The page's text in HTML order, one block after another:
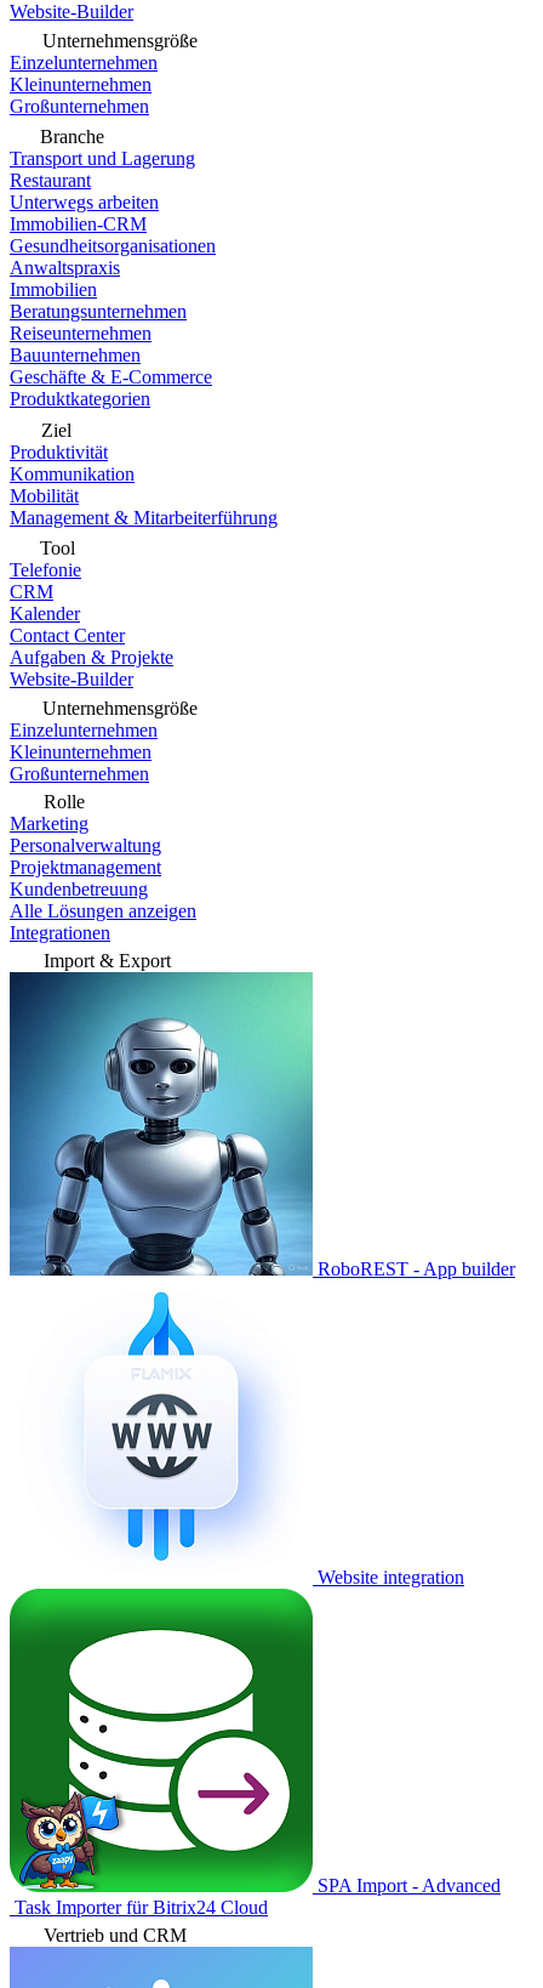
Website-Builder
Unternehmensgröße
Einzelunternehmen
Kleinunternehmen
Großunternehmen
Branche
Transport und Lagerung
Restaurant
Unterwegs arbeiten
Immobilien-CRM
Gesundheitsorganisationen
Anwaltspraxis
Immobilien
Beratungsunternehmen
Reiseunternehmen
Bauunternehmen
Geschäfte & E-Commerce
Produktkategorien
Ziel
Produktivität
Kommunikation
Mobilität
Management & Mitarbeiterführung
Tool
Telefonie
CRM
Kalender
Contact Center
Aufgaben & Projekte
Website-Builder
Unternehmensgröße
Einzelunternehmen
Kleinunternehmen
Großunternehmen
Rolle
Marketing
Personalverwaltung
Projektmanagement
Kundenbetreuung
Alle Lösungen anzeigen
Integrationen
Import & Export
RoboREST - App builder
Website integration
SPA Import - Advanced
Task Importer für Bitrix24 Cloud
Vertrieb und CRM